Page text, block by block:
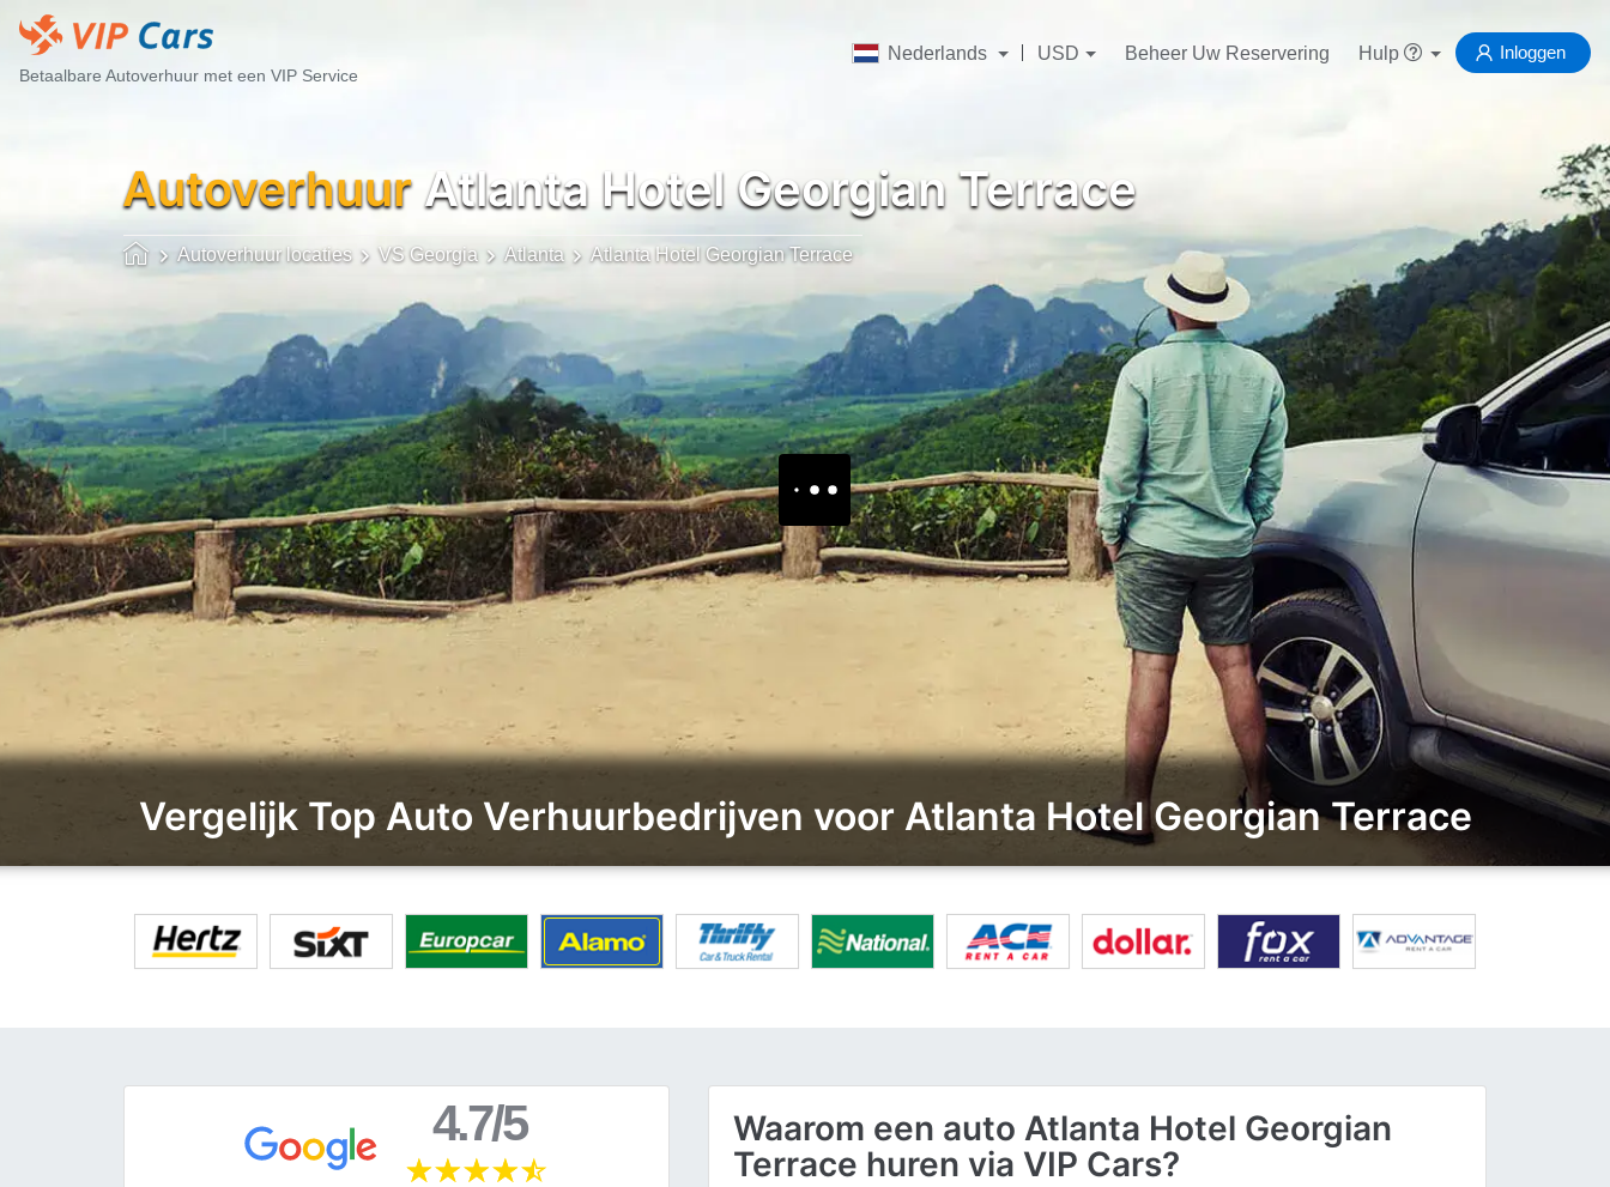
Betaalbare Autoverhuur met een VIP Service
Nederlands USD Beheer Uw Reservering Hulp Inloggen
AutoverhuurAtlanta Hotel Georgian Terrace
Autoverhuur locaties VS Georgia Atlanta Atlanta Hotel Georgian Terrace
Vergelijk Top Auto Verhuurbedrijven voor Atlanta Hotel Georgian Terrace
4.7/5
Waarom een auto Atlanta Hotel Georgian
Terrace huren via VIP Cars?